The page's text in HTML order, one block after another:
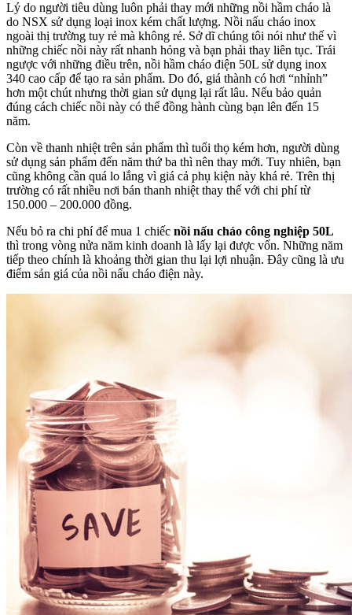
Lý do người tiêu dùng luôn phải thay mới những nồi hầm cháo là
do NSX sử dụng loại inox kém chất lượng. Nồi nấu cháo inox
ngoài thị trường tuy rẻ mà không rẻ. Sở dĩ chúng tôi nói như thế vì
những chiếc nồi này rất nhanh hỏng và bạn phải thay liên tục. Trái
ngược với những điều trên, nồi hầm cháo điện 50L sử dụng inox
340 cao cấp để tạo ra sản phẩm. Do đó, giá thành có hơi “nhỉnh”
hơn một chút nhưng thời gian sử dụng lại rất lâu. Nếu bảo quản
đúng cách chiếc nồi này có thể đồng hành cùng bạn lên đến 15
năm.
Còn về thanh nhiệt trên sản phẩm thì tuổi thọ kém hơn, người dùng
sử dụng sản phẩm đến năm thứ ba thì nên thay mới. Tuy nhiên, bạn
cũng không cần quá lo lắng vì giá cả phụ kiện này khá rẻ. Trên thị
trường có rất nhiều nơi bán thanh nhiệt thay thế với chi phí từ
150.000 – 200.000 đồng.
Nếu bỏ ra chi phí để mua 1 chiếc nồi nấu cháo công nghiệp 50L
thì trong vòng nửa năm kinh doanh là lấy lại được vốn. Những năm
tiếp theo chính là khoảng thời gian thu lại lợi nhuận. Đây cũng là ưu
điểm sản giá của nồi nấu cháo điện này.